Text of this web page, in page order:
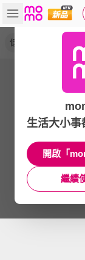
低甲醛
生活大小
開啟「
繼續